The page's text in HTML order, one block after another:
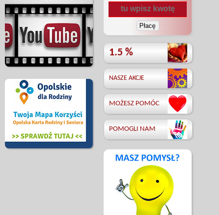
1.5 %
NASZE AKCJE
MOŻESZ POMÓC
POMOGLI NAM